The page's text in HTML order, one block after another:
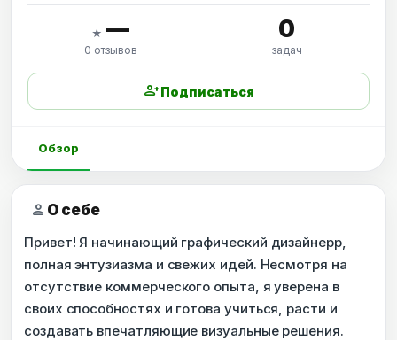
★ —
0 отзывов
0
задач
person_addПодписаться
Обзор
person О себе
Привет! Я начинающий графический дизайнерр,
полная энтузиазма и свежих идей. Несмотря на
отсутствие коммерческого опыта, я уверена в
своих способностях и готова учиться, расти и
создавать впечатляющие визуальные решения.